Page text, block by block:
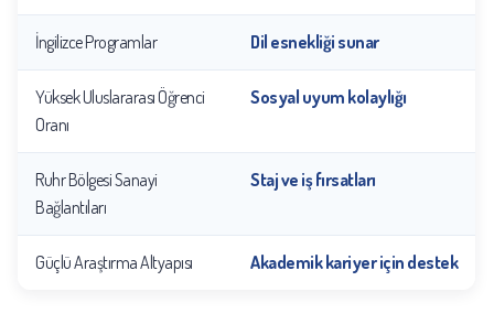
İngilizce Programlar Dil esnekliği sunar
Yüksek Uluslararası Öğrenci
Oranı
Sosyal uyum kolaylığı
Ruhr Bölgesi Sanayi
Bağlantıları
Staj ve iş fırsatları
Güçlü Araştırma Altyapısı Akademik kariyer için destek